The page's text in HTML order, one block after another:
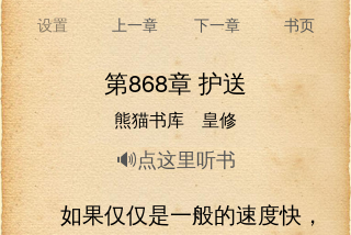
设置 上一章 下一章 书页
第868章 护送
熊猫书库 皇修
🔊点这里听书
如果仅仅是一般的速度快，